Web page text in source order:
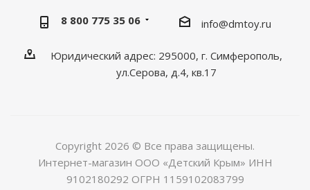
8 800 775 35 06 info@dmtoy.ru
Юридический адрес: 295000, г. Симферополь,
ул.Серова, д.4, кв.17
Copyright 2026 © Все права защищены.
Интернет-магазин ООО «Детский Крым» ИНН
9102180292 ОГРН 1159102083799